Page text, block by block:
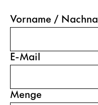
Vorname /
E-Mail
Menge